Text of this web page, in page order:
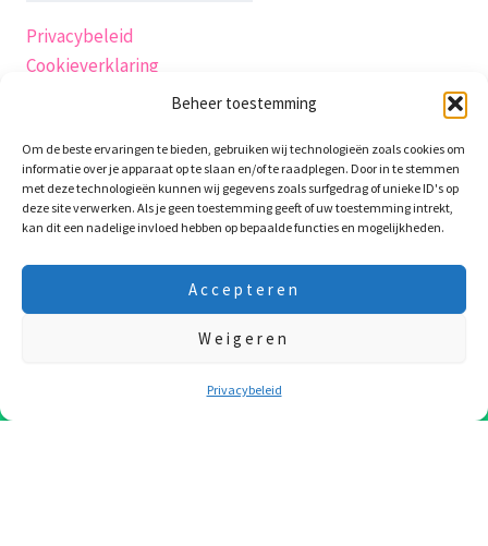
Beheer toestemming
Om de beste ervaringen te bieden, gebruiken wij technologieën zoals cookies om
informatie over je apparaat op te slaan en/of te raadplegen. Door in te stemmen
met deze technologieën kunnen wij gegevens zoals surfgedrag of unieke ID's op
deze site verwerken. Als je geen toestemming geeft of uw toestemming intrekt,
kan dit een nadelige invloed hebben op bepaalde functies en mogelijkheden.
Accepteren
Weigeren
Privacybeleid
verzenddag is 7e Augustus! Fijne vakantie !!!
Privacybeleid
Cookieverklaring
Algemene-voorwaarden
Retourneren
Garantie en klachten
klachtenpagina
Contact
productveiligheidsverklaring
Copyright © 2026 WaxieMaxie